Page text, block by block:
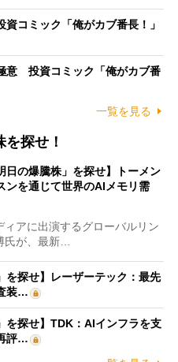
コミック「俺がカブ番長！」
意 投資コミック「俺がカブ番
一覧を見る
探せ！
日の爆騰株」を探せ】トーメン
ンを通じて世界のAIメモリ需
アに出演するグローバルリン
氏が、最新…
を探せ】レーザーテック：最先
装…
を探せ】TDK：AIインフラを支
評…